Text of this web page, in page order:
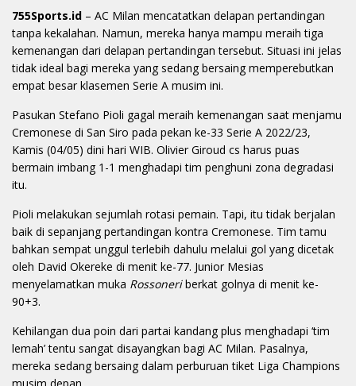
755Sports.id – AC Milan mencatatkan delapan pertandingan
tanpa kekalahan. Namun, mereka hanya mampu meraih tiga
kemenangan dari delapan pertandingan tersebut. Situasi ini jelas
tidak ideal bagi mereka yang sedang bersaing memperebutkan
empat besar klasemen Serie A musim ini.
Pasukan Stefano Pioli gagal meraih kemenangan saat menjamu
Cremonese di San Siro pada pekan ke-33 Serie A 2022/23,
Kamis (04/05) dini hari WIB. Olivier Giroud cs harus puas
bermain imbang 1-1 menghadapi tim penghuni zona degradasi
itu.
Pioli melakukan sejumlah rotasi pemain. Tapi, itu tidak berjalan
baik di sepanjang pertandingan kontra Cremonese. Tim tamu
bahkan sempat unggul terlebih dahulu melalui gol yang dicetak
oleh David Okereke di menit ke-77. Junior Mesias
menyelamatkan muka Rossoneriberkat golnya di menit ke-
90+3.
Kehilangan dua poin dari partai kandang plus menghadapi ‘tim
lemah’ tentu sangat disayangkan bagi AC Milan. Pasalnya,
mereka sedang bersaing dalam perburuan tiket Liga Champions